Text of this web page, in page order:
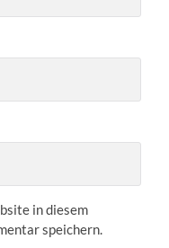
in diesem
speichern.